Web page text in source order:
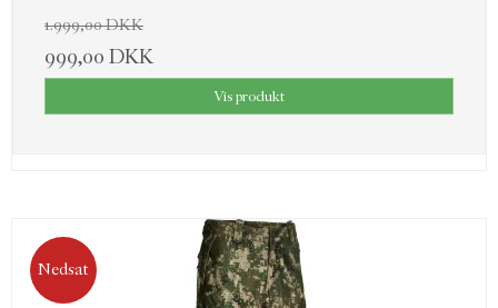
1.999,00 DKK
999,00 DKK
Vis produkt
Nedsat